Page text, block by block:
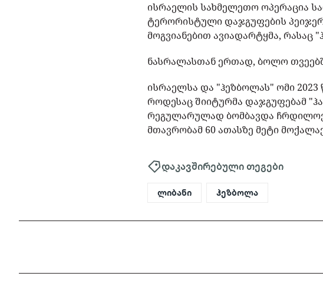
ისრაელის სახმელეთო ოპერაცია
ტერორისტული დაჯგუფების
მოგვიანებით ავიადარტყმა,
ნასრალასთან ერთად, ბოლო
ისრაელსა და "ჰეზბოლას" ომი
როდესაც შიიტურმა დაჯგუფებამ
რეგულარულად ბომბავდა
მთავრობამ 60 ათასზე მეტი
დაკავშირებული თეგები
ლიბანი ჰეზბოლა